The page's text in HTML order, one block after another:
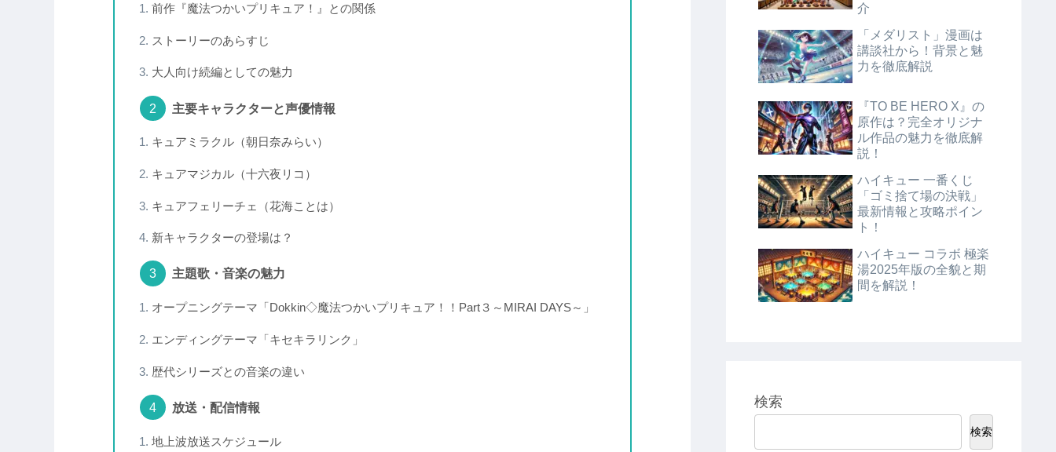
前作『魔法つかいプリキュア！』との関係
ストーリーのあらすじ
大人向け続編としての魅力
主要キャラクターと声優情報
キュアミラクル（朝日奈みらい）
キュアマジカル（十六夜リコ）
キュアフェリーチェ（花海ことは）
新キャラクターの登場は？
主題歌・音楽の魅力
オープニングテーマ「Dokkin◇魔法つかいプリキュア！！Part３～MIRAI DAYS～」
エンディングテーマ「キセキラリンク」
歴代シリーズとの音楽の違い
放送・配信情報
地上波放送スケジュール
介
「メダリスト」漫画は
講談社から！背景と魅
力を徹底解説
『TO BE HERO X』の
原作は？完全オリジナ
ル作品の魅力を徹底解
説！
ハイキュー 一番くじ
「ゴミ捨て場の決戦」
最新情報と攻略ポイン
ト！
ハイキュー コラボ 極楽
湯2025年版の全貌と期
間を解説！
検索
検索